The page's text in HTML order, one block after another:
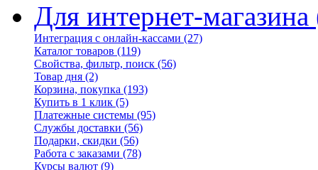
Для интернет-магазина
Интеграция с онлайн-кассами (27)
Каталог товаров (119)
Свойства, фильтр, поиск (56)
Товар дня (2)
Корзина, покупка (193)
Купить в 1 клик (5)
Платежные системы (95)
Службы доставки (56)
Подарки, скидки (56)
Работа с заказами (78)
Курсы валют (9)